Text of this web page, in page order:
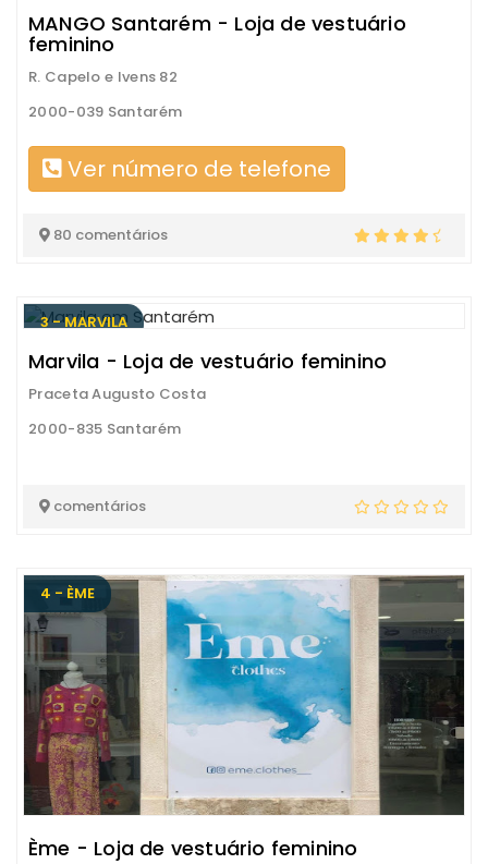
MANGO Santarém - Loja de vestuário
feminino
R. Capelo e Ivens 82
2000-039 Santarém
Ver número de telefone
80 comentários
3 - MARVILA
Marvila - Loja de vestuário feminino
Praceta Augusto Costa
2000-835 Santarém
comentários
4 - ÈME
Ème - Loja de vestuário feminino